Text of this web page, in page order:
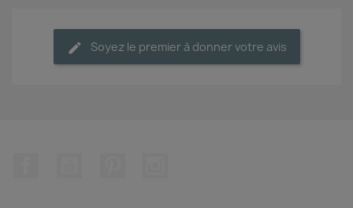
Soyez le premier à donner votre avis